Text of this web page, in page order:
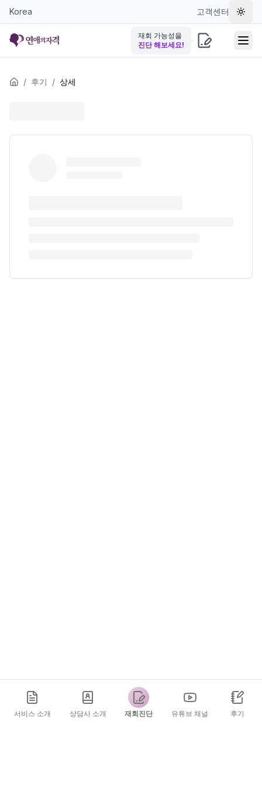
Korea 고객센터 테마
재회 가능성을
진단 해보세요!
/ 후기 / 상세
서비스 소개 상담사 소개 재회진단 유튜브 채널 후기